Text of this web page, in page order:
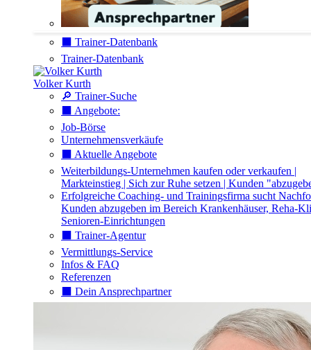
⬛️ Trainer-Datenbank
Trainer-Datenbank
Volker Kurth
🔎 Trainer-Suche
⬛️ Angebote:
Job-Börse
Unternehmensverkäufe
⬛️ Aktuelle Angebote
Weiterbildungs-Unternehmen kaufen oder verkaufen |
Markteinstieg | Sich zur Ruhe setzen | Kunden
Erfolgreiche Coaching- und Trainingsfirma sucht
Kunden abzugeben im Bereich Krankenhäuser, Reha-
Senioren-Einrichtungen
⬛️ Trainer-Agentur
Vermittlungs-Service
Infos & FAQ
Referenzen
⬛️ Dein Ansprechpartner